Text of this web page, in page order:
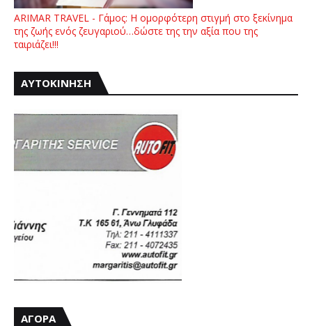
ARIMAR TRAVEL - Γάμος: Η ομορφότερη στιγμή στο ξεκίνημα
της ζωής ενός ζευγαριού…δώστε της την αξία που της
ταιριάζει!!!
ΑΥΤΟΚΙΝΗΣΗ
ΑΓΟΡΑ